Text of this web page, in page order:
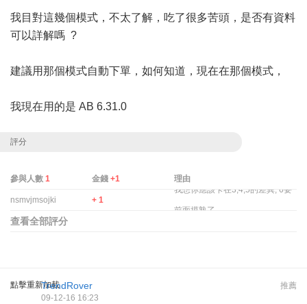
我目對這幾個模式，不太了解，吃了很多苦頭，是否有資料
可以詳解嗎 ?
建議用那個模式自動下單，如何知道，現在在那個模式，
我現在用的是 AB 6.31.0
評分
參與人數 1 金錢+1 理由
nsmvjmsojki + 1
我想你應該卡在3,4,5的差異, 6要
前面摸熟了.
查看全部評分
點擊重新加載 推薦
TrendRover
09-12-16 16:23